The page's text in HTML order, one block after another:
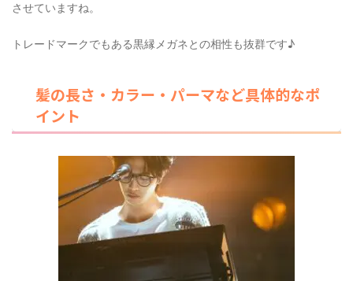
させていますね。
トレードマークでもある黒縁メガネとの相性も抜群です♪
髪の長さ・カラー・パーマなど具体的なポ
イント